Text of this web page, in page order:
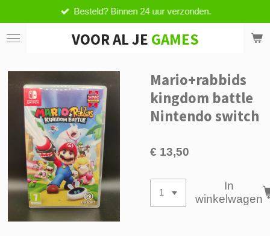
direct
naar
VOOR AL JE GAMES
Besteld? Binnen 24 uur verzonden.
Mario+rabbids
kingdom battle
Nintendo switch
€ 13,50
In
winkelwagen